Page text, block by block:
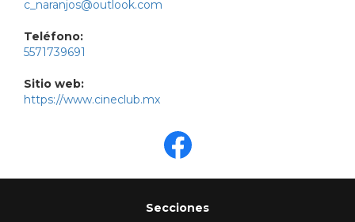
c_naranjos@outlook.com
Teléfono:
5571739691
Sitio web:
https://www.cineclub.mx
Secciones